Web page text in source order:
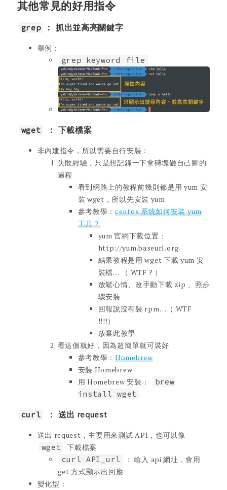
其他常見的好用指令
grep ： 抓出並高亮關鍵字
舉例：
grep keyword file
wget ： 下載檔案
非內建指令，所以需要自行安裝：
失敗經驗，只是想記錄一下拿磚塊砸自己腳的
過程
看到網路上的教程前幾則都是用 yum 安
裝 wget，所以先安裝 yum
參考教學：centos 系统如何安装 yum
工具？
yum 官網下載位置：
http://yum.baseurl.org
結果教程是用 wget 下載 yum 安
裝檔… （ WTF ? ）
放鬆心情、改手動下載 zip 、照步
驟安裝
回報說沒有裝 rpm…（ WTF
!!!!）
放棄此教學
看這個就好，因為超簡單就可裝好
參考教學：Homebrew
安裝 Homebrew
用 Homebrew 安裝：
brew
install wget
curl ： 送出 request
送出 request，主要用來測試 API，也可以像
wget
下載檔案
curl API_url
： 輸入 api 網址，會用
get 方式顯示出回應
變化型：